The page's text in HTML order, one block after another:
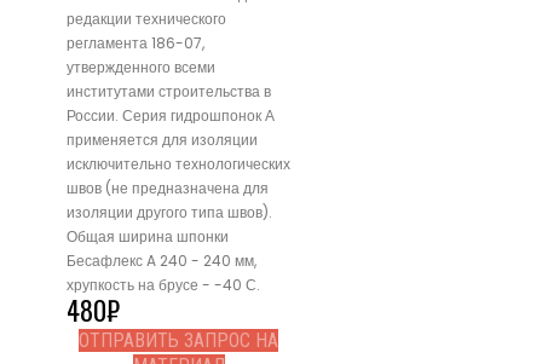
редакции технического
регламента 186-07,
утвержденного всеми
институтами строительства в
России. Серия гидрошпонок А
применяется для изоляции
исключительно технологических
швов (не предназначена для
изоляции другого типа швов).
Общая ширина шпонки
Бесафлекс A 240 - 240 мм,
хрупкость на брусе - -40 С.
480₽
ОТПРАВИТЬ ЗАПРОС НА